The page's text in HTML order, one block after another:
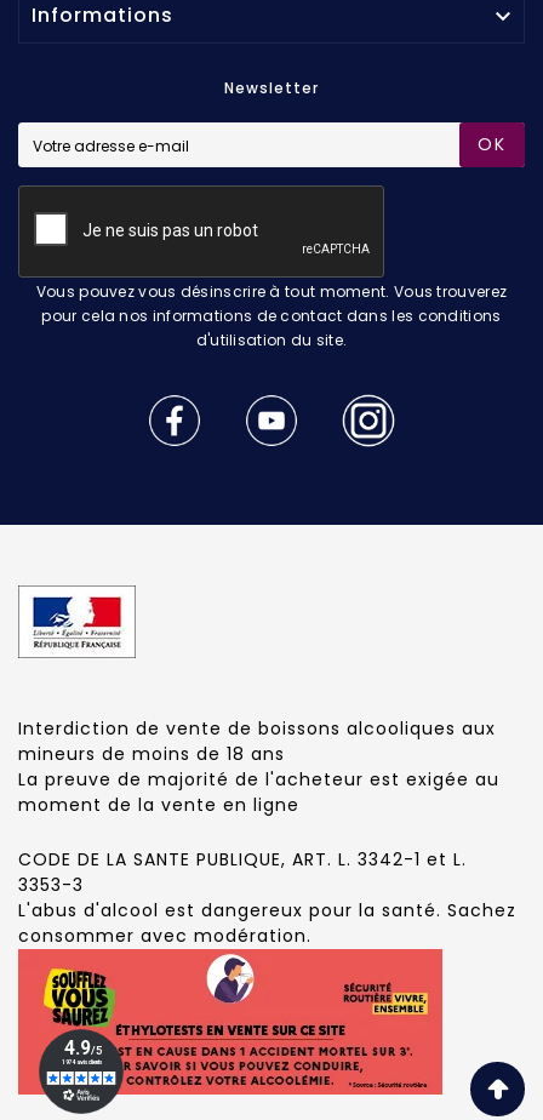
Informations 
Newsletter
OK
Vous pouvez vous désinscrire à tout moment. Vous trouverez
pour cela nos informations de contact dans les conditions
d'utilisation du site.
Interdiction de vente de boissons alcooliques aux
mineurs de moins de 18 ans
La preuve de majorité de l'acheteur est exigée au
moment de la vente en ligne
CODE DE LA SANTE PUBLIQUE, ART. L. 3342-1 et L.
3353-3
L'abus d'alcool est dangereux pour la santé. Sachez
consommer avec modération.